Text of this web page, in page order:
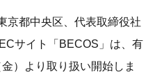
京都中央区、代表取締役社
サイト「BECOS」は、有
）より取り扱い開始しま